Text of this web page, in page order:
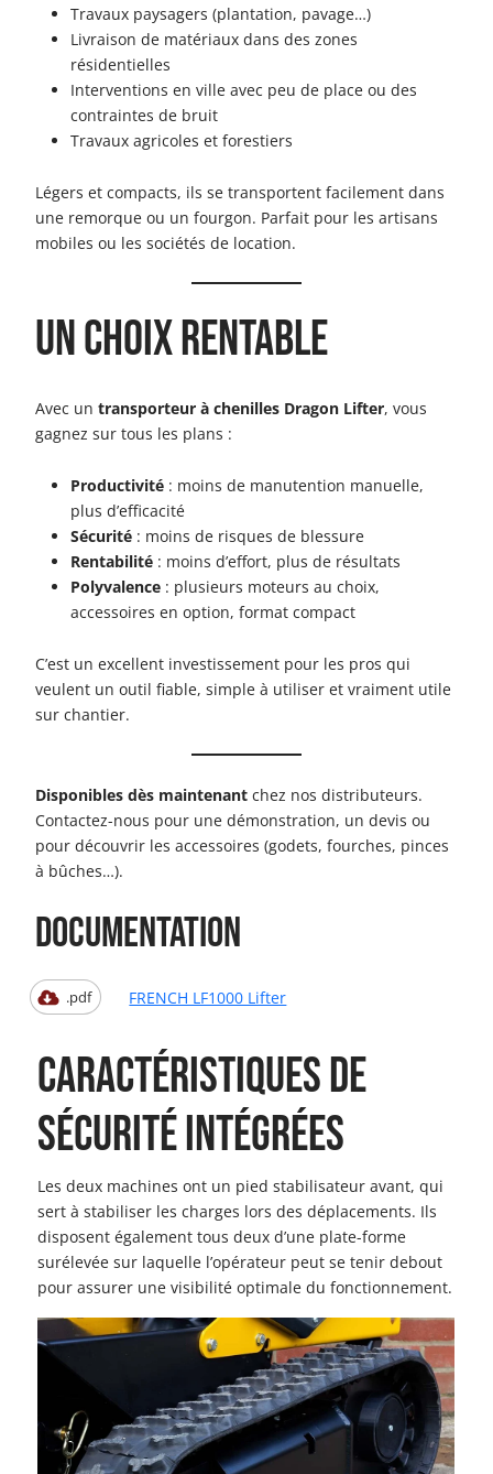
Travaux paysagers (plantation, pavage…)
Livraison de matériaux dans des zones
résidentielles
Interventions en ville avec peu de place ou des
contraintes de bruit
Travaux agricoles et forestiers
Légers et compacts, ils se transportent facilement dans
une remorque ou un fourgon. Parfait pour les artisans
mobiles ou les sociétés de location.
Un choix rentable
Avec untransporteur à chenilles Dragon Lifter, vous
gagnez sur tous les plans :
Productivité : moins de manutention manuelle,
plus d’efficacité
Sécurité : moins de risques de blessure
Rentabilité : moins d’effort, plus de résultats
Polyvalence : plusieurs moteurs au choix,
accessoires en option, format compact
C’est un excellent investissement pour les pros qui
veulent un outil fiable, simple à utiliser et vraiment utile
sur chantier.
Disponibles dès maintenant chez nos distributeurs.
Contactez-nous pour une démonstration, un devis ou
pour découvrir les accessoires (godets, fourches, pinces
à bûches…).
Documentation
.pdf FRENCH LF1000 Lifter
CARACTÉRISTIQUES DE
SÉCURITÉ INTÉGRÉES
Les deux machines ont un pied stabilisateur avant, qui
sert à stabiliser les charges lors des déplacements. Ils
disposent également tous deux d’une plate-forme
surélevée sur laquelle l’opérateur peut se tenir debout
pour assurer une visibilité optimale du fonctionnement.